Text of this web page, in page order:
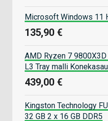
Microsoft Windows 11
135,90 €
AMD Ryzen 7
L3 Tray malli
439,00 €
Kingston Technology
32 GB 2 x 16 GB DDR5